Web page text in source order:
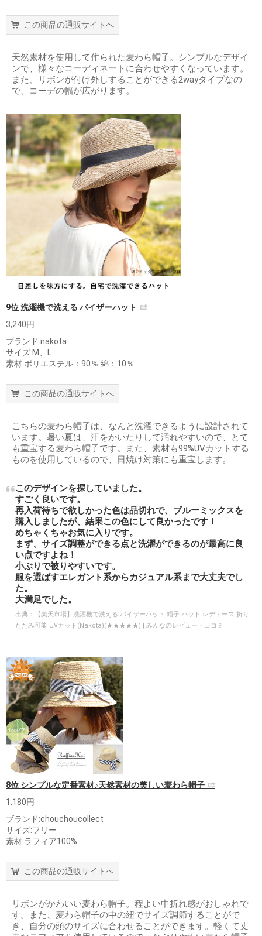
この商品の通販サイトへ
天然素材を使用して作られた麦わら帽子。シンプルなデザイ
ンで、様々なコーディネートに合わせやすくなっています。
また、リボンが付け外しすることができる2wayタイプなの
で、コーデの幅が広がります。
9位 洗濯機で洗える バイザーハット
3,240円
ブランド:nakota
サイズ:M、L
素材:ポリエステル：90％ 綿：10％
この商品の通販サイトへ
こちらの麦わら帽子は、なんと洗濯できるように設計されて
います。暑い夏は、汗をかいたりして汚れやすいので、とて
も重宝する麦わら帽子です。また、素材も99%UVカットする
ものを使用しているので、日焼け対策にも重宝します。
このデザインを探していました。
すごく良いです。
再入荷待ちで欲しかった色は品切れで、ブルーミックスを
購入しましたが、結果この色にして良かったです！
めちゃくちゃお気に入りです。
まず、サイズ調整ができる点と洗濯ができるのが最高に良
い点ですよね！
小ぶりで被りやすいです。
服を選ばすエレガント系からカジュアル系まで大丈夫でし
た。
大満足でした。
出典：
【楽天市場】洗濯機で洗える バイザーハット 帽子 ハット レディース 折り
たたみ可能 UVカット(Nakota)(★★★★★) | みんなのレビュー・口コミ
8位 シンプルな定番素材♪天然素材の美しい麦わら帽子
1,180円
ブランド:chouchoucollect
サイズ:フリー
素材:ラフィア100%
この商品の通販サイトへ
リボンがかわいい麦わら帽子。程よい中折れ感がおしゃれで
す。また、麦わら帽子の中の紐でサイズ調節することがで
き、自分の頭のサイズに合わせることができます。軽くて丈